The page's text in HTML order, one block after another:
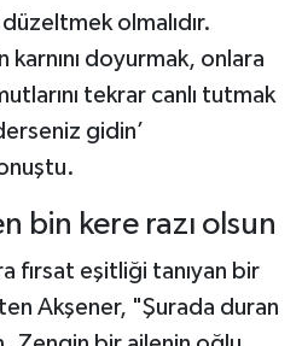
olmalıdır.
karnını doyurmak, onlara
tekrar canlı tutmak
gidin’
bin kere razı olsun
fırsat eşitliği tanıyan bir
Akşener, "Şurada duran